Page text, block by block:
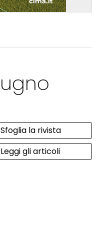
Sfoglia la rivista
Leggi gli articoli